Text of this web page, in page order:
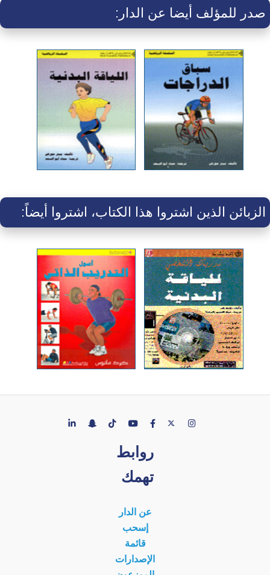
صدر للمؤلف أيضا عن الدار:
الزبائن الذين اشتروا هذا الكتاب، اشتروا أيضاً:
روابط
تهمك
عن الدار
إسحب
قائمة
الإصدارات